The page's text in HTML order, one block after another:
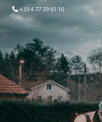
+33 4 77 29 61 10